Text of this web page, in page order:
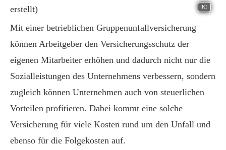
KI
Mit einer betrieblichen Gruppenunfallversicherung
können Arbeitgeber den Versicherungsschutz der
eigenen Mitarbeiter erhöhen und dadurch nicht nur die
Sozialleistungen des Unternehmens verbessern, sondern
zugleich können Unternehmen auch von steuerlichen
Vorteilen profitieren. Dabei kommt eine solche
Versicherung für viele Kosten rund um den Unfall und
ebenso für die Folgekosten auf.